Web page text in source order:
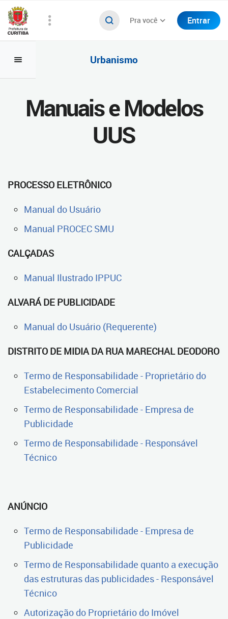
Pra você Entrar
Urbanismo
Manuais e Modelos
UUS
PROCESSO ELETRÔNICO
Manual do Usuário
Manual PROCEC SMU
CALÇADAS
Manual Ilustrado IPPUC
ALVARÁ DE PUBLICIDADE
Manual do Usuário (Requerente)
DISTRITO DE MIDIA DA RUA MARECHAL DEODORO
Termo de Responsabilidade - Proprietário do
Estabelecimento Comercial
Termo de Responsabilidade - Empresa de
Publicidade
Termo de Responsabilidade - Responsável
Técnico
ANÚNCIO
Termo de Responsabilidade - Empresa de
Publicidade
Termo de Responsabilidade quanto a execução
das estruturas das publicidades - Responsável
Técnico
Autorização do Proprietário do Imóvel